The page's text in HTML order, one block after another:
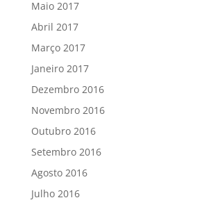
Maio 2017
Abril 2017
Março 2017
Janeiro 2017
Dezembro 2016
Novembro 2016
Outubro 2016
Setembro 2016
Agosto 2016
Julho 2016